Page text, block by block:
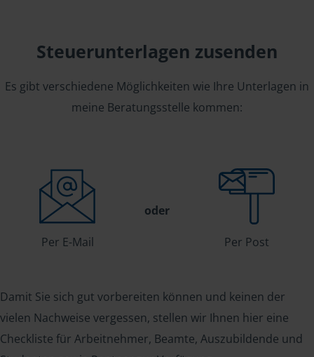
Steuerunterlagen zusenden
Es gibt verschiedene Möglichkeiten wie Ihre Unterlagen in
meine Beratungsstelle kommen:
Per E-Mail
oder
Per Post
Damit Sie sich gut vorbereiten können und keinen der
vielen Nachweise vergessen, stellen wir Ihnen hier eine
Checkliste für Arbeitnehmer, Beamte, Auszubildende und